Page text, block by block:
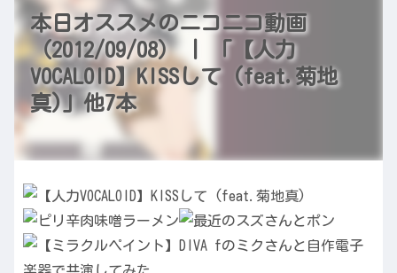
本日オススメのニコニコ動画
（2012/09/08） | 「【人力
VOCALOID】KISSして (feat.菊地
真)」他7本